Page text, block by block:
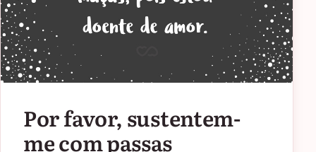
Por favor, sustentem-
me com passas